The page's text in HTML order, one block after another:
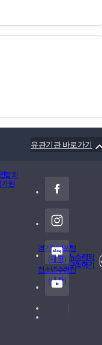
유관기관 바로가기
경기청년포털
(새 창)
청소년수련원
(새 창)
뉴스레터
구독하기